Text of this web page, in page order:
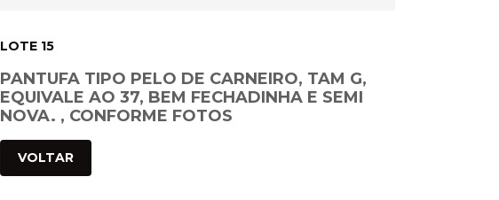
LOTE 15
PANTUFA TIPO PELO DE CARNEIRO, TAM G,
EQUIVALE AO 37, BEM FECHADINHA E SEMI
NOVA. , CONFORME FOTOS
VOLTAR